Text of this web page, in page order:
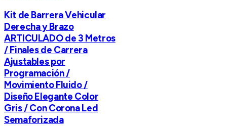
Kit de Barrera Vehicular
Derecha y Brazo
ARTICULADO de 3 Metros
/ Finales de Carrera
Ajustables por
Programación /
Movimiento Fluido /
Diseño Elegante Color
Gris / Con Corona Led
Semaforizada